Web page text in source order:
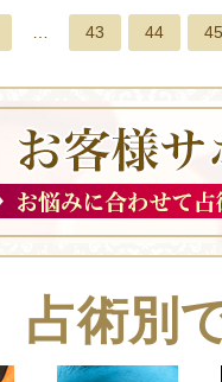
… 43 44 45
占術別